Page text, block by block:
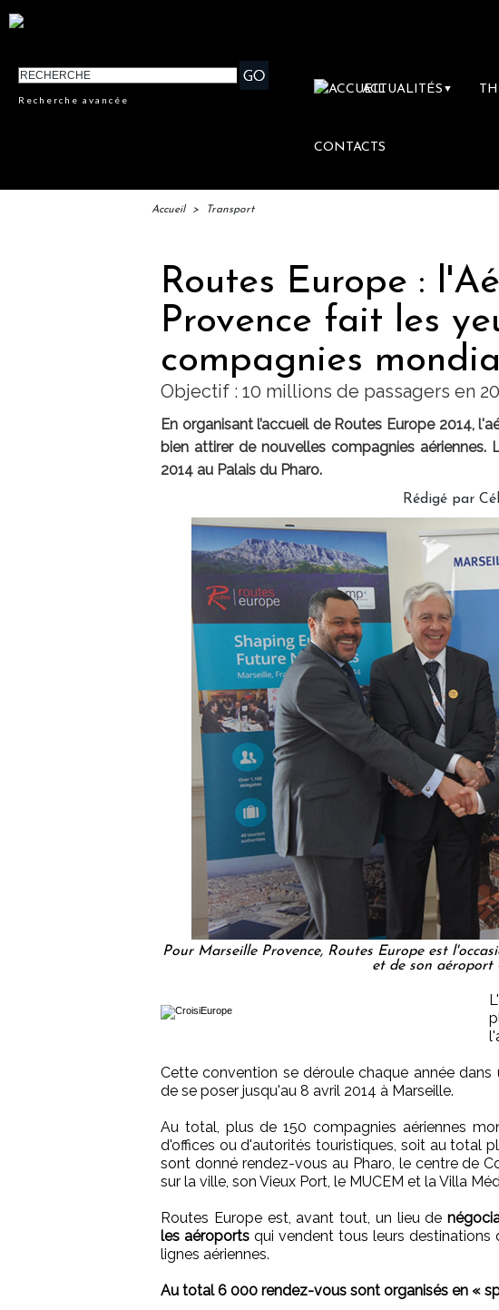
Recherche avancée
ACTUALITÉS ▼
CONTACTS
Accueil > Transport
Routes Europe :
Provence fait les
compagnies
Objectif : 10 millions de passagers en
En organisant l’accueil de Routes Europe 2014,
bien attirer de nouvelles compagnies
2014 au Palais du Pharo.
Rédigé par
Pour Marseille Provence, Routes Europe est
et de son aéroport
Cette convention se déroule chaque année dans
de se poser jusqu'au 8 avril 2014 à Marseille.
Au total, plus de 150 compagnies aériennes
d'offices ou d'autorités touristiques, soit au total
sont donné rendez-vous au Pharo, le centre de
sur la ville, son Vieux Port, le MUCEM et la Villa
Routes Europe est, avant tout, un lieu de
les aéroports qui vendent tous leurs destinations
lignes aériennes.
Au total 6 000 rendez-vous sont organisés en «